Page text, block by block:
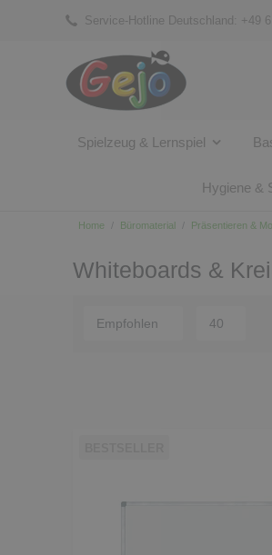
Service-Hotline Deutschland: +49
Spielzeug & Lernspiel
Hygiene &
Home Büromaterial Präsentieren &
Whiteboards &